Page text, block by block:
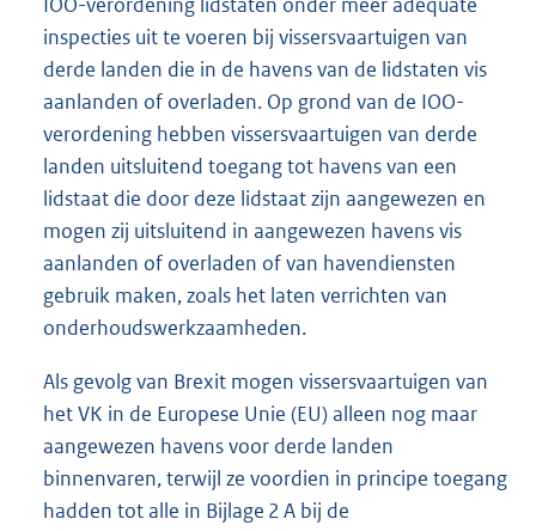
inspecties uit te voeren bij vissersvaartuigen van
derde landen die in de havens van de lidstaten vis
aanlanden of overladen. Op grond van de IOO-
verordening hebben vissersvaartuigen van derde
landen uitsluitend toegang tot havens van een
lidstaat die door deze lidstaat zijn aangewezen en
mogen zij uitsluitend in aangewezen havens vis
aanlanden of overladen of van havendiensten
gebruik maken, zoals het laten verrichten van
onderhoudswerkzaamheden.
Als gevolg van Brexit mogen vissersvaartuigen van
het VK in de Europese Unie (EU) alleen nog maar
aangewezen havens voor derde landen
binnenvaren, terwijl ze voordien in principe toegang
hadden tot alle in Bijlage 2 A bij de